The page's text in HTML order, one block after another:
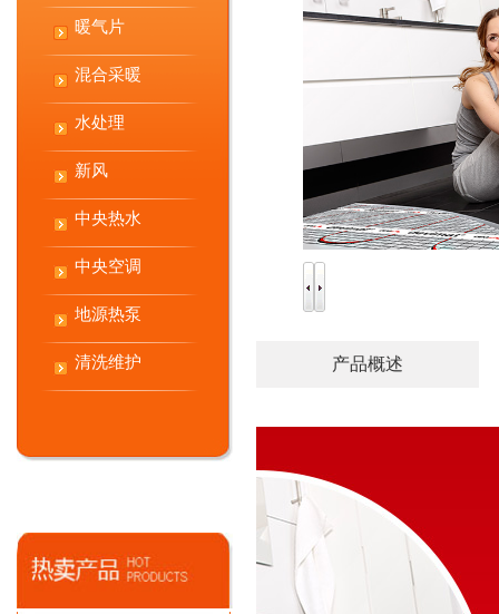
暖气片
混合采暖
水处理
新风
中央热水
中央空调
地源热泵
清洗维护 产品概述